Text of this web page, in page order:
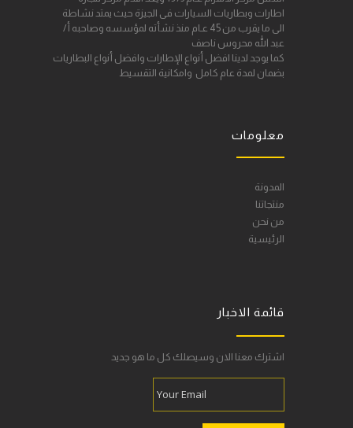
اطارات وبطاريات السيارات فى الجيزة حيث يمتد نشاطة
الى ما يقرب من 45 عـام منذ نشأته لمؤسسه وصاحبه أ/
عبد الله محروس ناصف
كما يوجد لدينا افضل أنواع الإطارات وافضل أنواع البطاريات
بضمان لمدة عام كامل وامكانية التقسيط
معلومات
المدونة
منتجاتنا
من نحن
الرئيسية
قائمة الاخبار
اشترك معنا الان وسيصلك كل ما هو جديد